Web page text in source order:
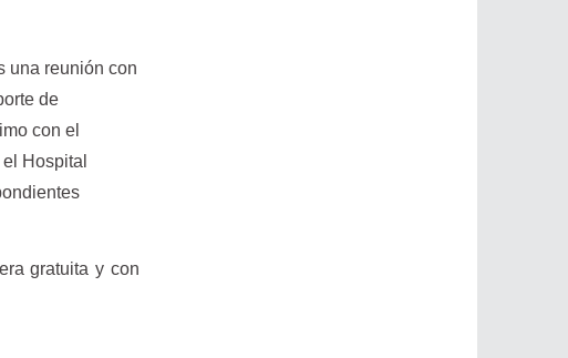
una reunión con
de
con el
Hospital
gratuita y con